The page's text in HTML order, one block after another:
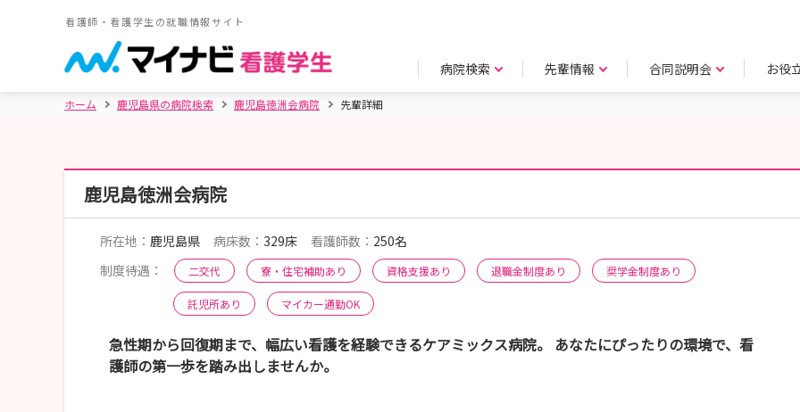
看護師・看護学生の就職情報サイト
病院検索 先輩情報 合同説明会 お役
ホーム 鹿児島県の病院検索 鹿児島徳洲会病院 先輩詳細
鹿児島徳洲会病院
所在地： 鹿児島県 病床数： 329床 看護師数： 250名
制度待遇：
二交代 寮・住宅補助あり 資格支援あり 退職金制度あり 奨学金制度あり
託児所あり マイカー通勤OK
急性期から回復期まで、幅広い看護を経験できるケアミックス病院。 あなたにぴったりの環境で、看
護師の第一歩を踏み出しませんか。